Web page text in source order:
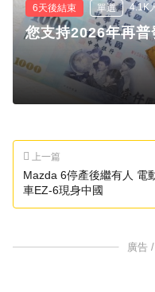
6天後結束 單選 4.1K
您支持2026年再普
上一篇
Mazda 6停產後繼有人 電
車EZ-6現身中國
廣告